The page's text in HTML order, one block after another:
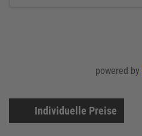
Individuelle Preise
powered by